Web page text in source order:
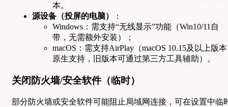
本。
源设备（投屏的电脑）
：
Windows：需支持“无线显示”功能（Win10/11自
带，无需额外安装）；
macOS：需支持AirPlay（macOS 10.15及以上版本
原生支持，旧版本可通过第三方工具辅助）。
关闭防火墙/安全软件（临时）
部分防火墙或安全软件可能阻止局域网连接，可在设置中临